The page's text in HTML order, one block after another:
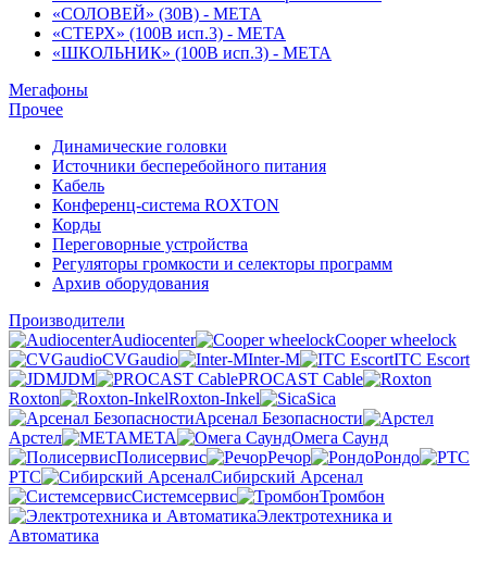
«СОЛОВЕЙ» (30В) - МЕТА
«СТЕРХ» (100В исп.3) - МЕТА
«ШКОЛЬНИК» (100В исп.3) - МЕТА
Мегафоны
Прочее
Динамические головки
Источники бесперебойного питания
Кабель
Конференц-система ROXTON
Корды
Переговорные устройства
Регуляторы громкости и селекторы программ
Архив оборудования
Производители
Audiocenter
Cooper wheelock
CVGaudio
Inter-M
ITC Escort
JDM
PROCAST Cable
Roxton
Roxton-Inkel
Sica
Арсенал Безопасности
Арстел
МЕТА
Омега Саунд
Полисервис
Речор
Рондо
РТС
Сибирский Арсенал
Системсервис
Тромбон
Электротехника и
Автоматика